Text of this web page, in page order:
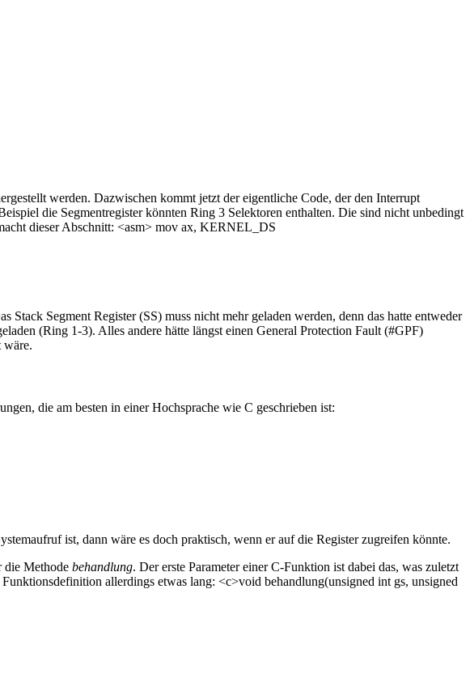
werden. Dazwischen kommt jetzt der eigentliche Code, der den Interrupt
die Segmentregister könnten Ring 3 Selektoren enthalten. Die sind nicht unbedingt
dieser Abschnitt: <asm> mov ax, KERNEL_DS
Segment Register (SS) muss nicht mehr geladen werden, denn das hatte entweder
(Ring 1-3). Alles andere hätte längst einen General Protection Fault (#GPF)
wäre.
die am besten in einer Hochsprache wie C geschrieben ist:
ist, dann wäre es doch praktisch, wenn er auf die Register zugreifen könnte.
die Methode behandlung. Der erste Parameter einer C-Funktion ist dabei das, was zuletzt
allerdings etwas lang: <c>void behandlung(unsigned int gs, unsigned